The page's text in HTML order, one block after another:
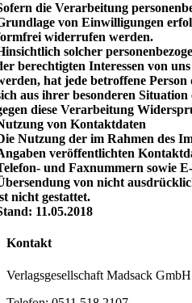
die Verarbeitung
von Einwilligungen
widerrufen werden.
solcher
berechtigten Interessen von
hat jede betroffene
aus ihrer besonderen
diese Verarbeitung
von Kontaktdaten
Nutzung der im Rahmen des
veröffentlichten
und Faxnummern sowie
von nicht
nicht gestattet.
11.05.2018
Kontakt
Verlagsgesellschaft Madsack